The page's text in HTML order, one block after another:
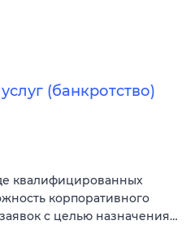
(банкротство)
квалифицированных
корпоративного
с целью назначения…